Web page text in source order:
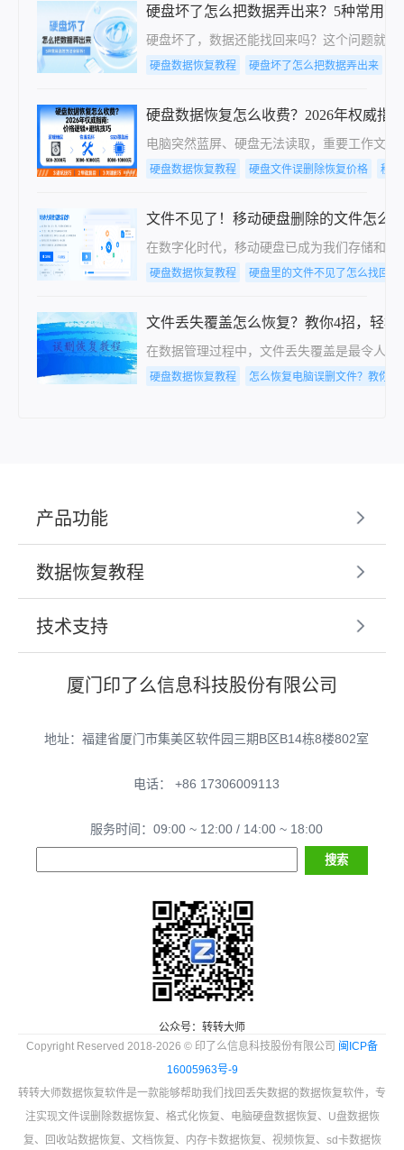
硬盘坏了怎么把数据弄出来？5种常用高
硬盘坏了，数据还能找回来吗？这个问题就
硬盘数据恢复教程 硬盘坏了怎么把数据弄出来
硬盘数据恢复怎么收费？2026年权威指
电脑突然蓝屏、硬盘无法读取，重要工作文
硬盘数据恢复教程 硬盘文件误删除恢复价格 移
文件不见了！移动硬盘删除的文件怎么
在数字化时代，移动硬盘已成为我们存储和
硬盘数据恢复教程 硬盘里的文件不见了怎么找回
文件丢失覆盖怎么恢复？教你4招，轻松
在数据管理过程中，文件丢失覆盖是最令人
硬盘数据恢复教程 怎么恢复电脑误删文件？教你一
产品功能
数据恢复教程
技术支持
厦门印了么信息科技股份有限公司
地址：福建省厦门市集美区软件园三期B区B14栋8楼802室
电话： +86 17306009113
服务时间：09:00 ~ 12:00 / 14:00 ~ 18:00
公众号：转转大师
Copyright Reserved 2018-2026 © 印了么信息科技股份有限公司 闽ICP备
16005963号-9
转转大师数据恢复软件是一款能够帮助我们找回丢失数据的数据恢复软件，专
注实现文件误删除数据恢复、格式化恢复、电脑硬盘数据恢复、U盘数据恢
复、回收站数据恢复、文档恢复、内存卡数据恢复、视频恢复、sd卡数据恢